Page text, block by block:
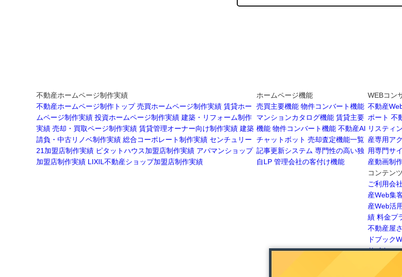
不動産ホームページ制作実績
不動産ホームページ制作トップ 売買ホームページ制作実績 賃貸ホー
ムページ制作実績 投資ホームページ制作実績 建築・リフォーム制作
実績 売却・買取ページ制作実績 賃貸管理オーナー向け制作実績 建築
請負・中古リノベ制作実績 総合コーポレート制作実績 センチュリー
21加盟店制作実績 ピタットハウス加盟店制作実績 アパマンショップ
加盟店制作実績 LIXIL不動産ショップ加盟店制作実績
ホームページ機能
売買主要機能 物件コンバート機能
マンションカタログ機能 賃貸主要
機能 物件コンバート機能 不動産AI
チャットボット 売却査定機能一覧
記事更新システム 専門性の高い独
自LP 管理会社の客付け機能
WEBコン
不動産
ポート 不
リスティ
産専用ア
用専門サ
産動画制
コンテンツ
ご利用会
産Web集
産Web活
績 料金プ
不動産屋
ドブック
サイトマ